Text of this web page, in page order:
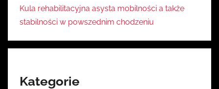
Kula rehabilitacyjna asysta mobilności a także
stabilności w powszednim chodzeniu
Kategorie